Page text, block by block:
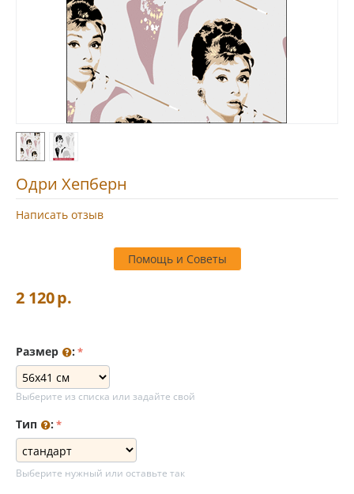
Одри Хепберн
Написать отзыв
Помощь и Советы
2 120р.
Размер :
Выберите из списка или задайте свой
Тип :
Выберите нужный или оставьте так